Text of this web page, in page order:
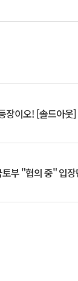
장이오! [솔드아웃]
부 "협의 중" 입